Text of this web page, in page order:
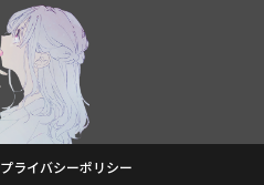
プライバシーポリシー